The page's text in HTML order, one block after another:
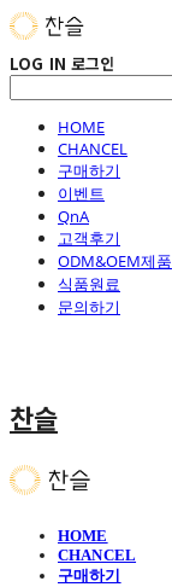
LOG IN 로그인
HOME
CHANCEL
구매하기
이벤트
QnA
고객후기
ODM&OEM제품
식품원료
문의하기
찬슬
HOME
CHANCEL
구매하기